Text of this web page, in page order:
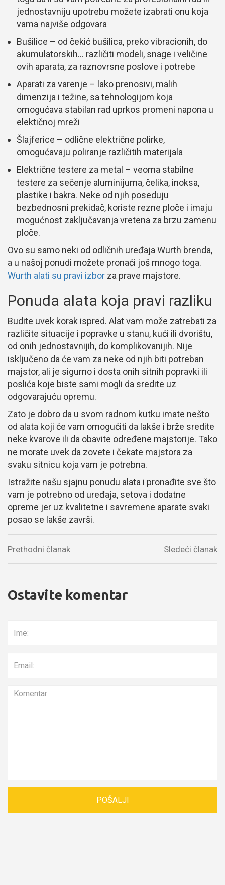
jednostavniju upotrebu možete izabrati onu koja
vama najviše odgovara
Bušilice – od čekić bušilica, preko vibracionih, do
akumulatorskih… različiti modeli, snage i veličine
ovih aparata, za raznovrsne poslove i potrebe
Aparati za varenje – lako prenosivi, malih
dimenzija i težine, sa tehnologijom koja
omogućava stabilan rad uprkos promeni napona u
elektičnoj mreži
Šlajferice – odlične električne polirke,
omogućavaju poliranje različitih materijala
Električne testere za metal – veoma stabilne
testere za sečenje aluminijuma, čelika, inoksa,
plastike i bakra. Neke od njih poseduju
bezbednosni prekidač, koriste rezne ploče i imaju
mogućnost zaključavanja vretena za brzu zamenu
ploče.
Ovo su samo neki od odličnih uređaja Wurth brenda,
a u našoj ponudi možete pronaći još mnogo toga.
Wurth alati su pravi izbor za prave majstore.
Ponuda alata koja pravi razliku
Budite uvek korak ispred. Alat vam može zatrebati za
različite situacije i popravke u stanu, kući ili dvorištu,
od onih jednostavnijih, do komplikovanijih. Nije
isključeno da će vam za neke od njih biti potreban
majstor, ali je sigurno i dosta onih sitnih popravki ili
poslića koje biste sami mogli da sredite uz
odgovarajuću opremu.
Zato je dobro da u svom radnom kutku imate nešto
od alata koji će vam omogućiti da lakše i brže sredite
neke kvarove ili da obavite određene majstorije. Tako
ne morate uvek da zovete i čekate majstora za
svaku sitnicu koja vam je potrebna.
Istražite našu sjajnu ponudu alata i pronađite sve što
vam je potrebno od uređaja, setova i dodatne
opreme jer uz kvalitetne i savremene aparate svaki
posao se lakše završi.
Sledeći članak
Prethodni članak
Ostavite komentar